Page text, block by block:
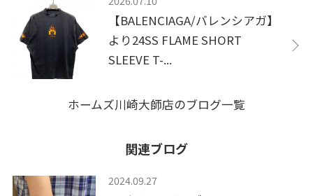
【BALENCIAGA/バレンシアガ】
より24SS FLAME SHORT
SLEEVE T-...
ホームズ川崎大師店のブログ一覧
関連ブログ
2024.09.27